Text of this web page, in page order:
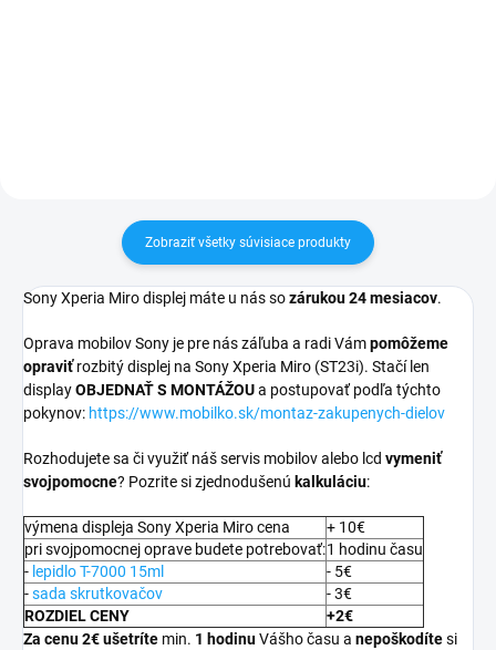
Zobraziť všetky súvisiace produkty
Sony Xperia Miro displej máte u nás sozárukou 24 mesiacov.
Oprava mobilov Sony je pre nás záľuba a radi Vámpomôžeme
opraviťrozbitý displej na Sony Xperia Miro (ST23i). Stačí len
displayOBJEDNAŤ S MONTÁŽOUa postupovať podľa týchto
pokynov: https://www.mobilko.sk/montaz-zakupenych-dielov
Rozhodujete sa či využiť náš servis mobilov alebo lcd vymeniť
svojpomocne? Pozrite si zjednodušenú kalkuláciu:
výmena displeja Sony Xperia Miro cena
+ 10€
pri svojpomocnej oprave budete potrebovať:1 hodinu času
- lepidlo T-7000 15ml
- 5€
-sada skrutkovačov
- 3€
ROZDIEL CENY
+2€
Za cenu 2€ ušetríte min. 1 hodinuVášho času a nepoškodítesi